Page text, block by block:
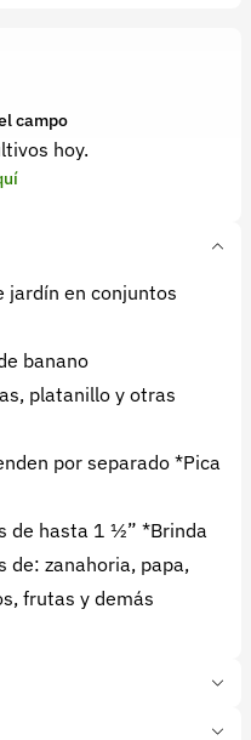
campo
hoy.
jardín en conjuntos
banano
platanillo y otras
por separado *Pica
hasta 1 1⁄2” *Brinda
de: zanahoria, papa,
frutas y demás